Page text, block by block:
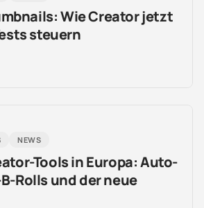
Wie Creator jetzt
steuern
NEWS
Tools in Europa: Auto-
Rolls und der neue